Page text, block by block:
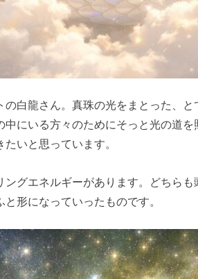
白龍さん。真珠の光をまとった、と
にいる方々のためにそっと光の道を
いと思っています。
グエネルギーがあります。どちらも
形になっていったものです。